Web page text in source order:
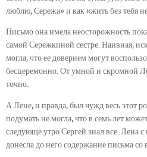
люблю, Сережа» и как «жить без тебя
Письмо она имела неосторожность
самой Сережкиной сестре. Наивная,
могла, что ее доверием могут
бесцеремонно. От умной и скромной
точно.
А Лене, и правда, был чужд весь этот
подумать не могла, что в семь лет
следующе утро Сергей знал все. Лена
донесла до него содержание письма